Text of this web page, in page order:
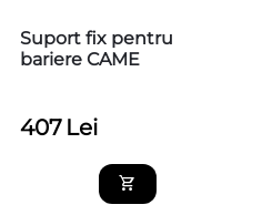
Suport fix pentru
bariere CAME
407 Lei